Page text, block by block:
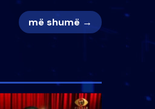
më shumë →